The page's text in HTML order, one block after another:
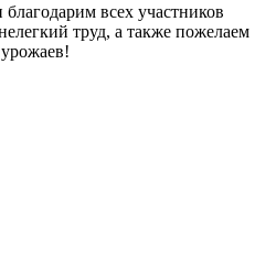
всех участников
труд, а также пожелаем